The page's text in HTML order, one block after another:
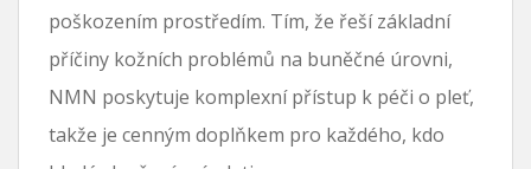
poškozením prostředím. Tím, že řeší základní
příčiny kožních problémů na buněčné úrovni,
NMN poskytuje komplexní přístup k péči o pleť,
takže je cenným doplňkem pro každého, kdo